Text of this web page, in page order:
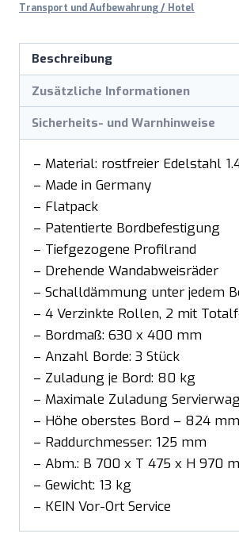
Transport und Aufbewahrung / Hotel
Beschreibung
Zusätzliche Informationen
Sicherheits- und Warnhinweise
– Material: rostfreier Edelstahl
– Made in Germany
– Flatpack
– Patentierte Bordbefestigung
– Tiefgezogene Profilrand
– Drehende Wandabweisräder
– Schalldämmung unter jedem
– 4 Verzinkte Rollen, 2 mit
– Bordmaß: 630 x 400 mm
– Anzahl Borde: 3 Stück
– Zuladung je Bord: 80 kg
– Maximale Zuladung
– Höhe oberstes Bord – 824 mm
– Raddurchmesser: 125 mm
– Abm.: B 700 x T 475 x H 970
– Gewicht: 13 kg
– KEIN Vor-Ort Service